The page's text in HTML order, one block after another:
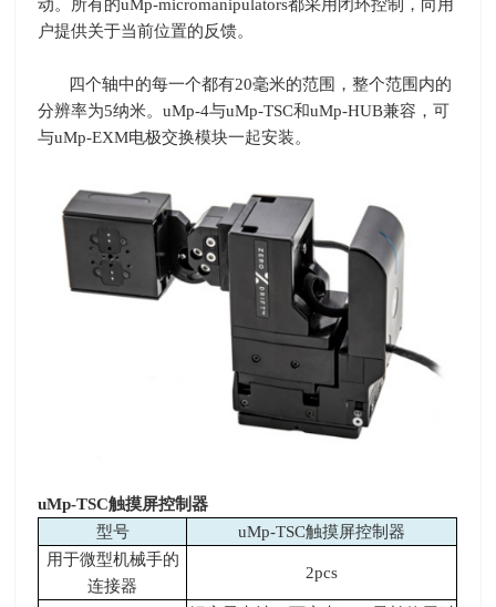
动。所有的uMp-micromanipulators都采用闭环控制，向用
户提供关于当前位置的反馈。
四个轴中的每一个都有20毫米的范围，整个范围内的
分辨率为5纳米。uMp-4与uMp-TSC和uMp-HUB兼容，可
与uMp-EXM电极交换模块一起安装。
uMp-TSC触摸屏控制器
型号
uMp-TSC触摸屏控制器
用于微型机械手的
连接器
2pcs